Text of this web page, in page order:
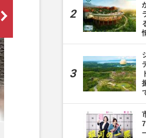
[写真 2/13枚目] セサミストリート・フ